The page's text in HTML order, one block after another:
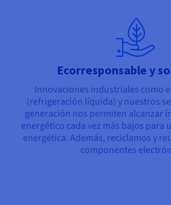
Ecorresponsable y
Innovaciones industriales como
(refrigeración líquida) y nuestros
generación nos permiten alcanzar
energético cada vez más bajos para
energética. Además, reciclamos y
componentes